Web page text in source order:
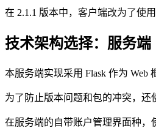
在 2.1.1 版本中，客户端改为了使
技术架构选择：服务端
本服务端实现采用 Flask 作为 Web
为了防止版本问题和包的冲突，还
在服务端的自带账户管理界面种，